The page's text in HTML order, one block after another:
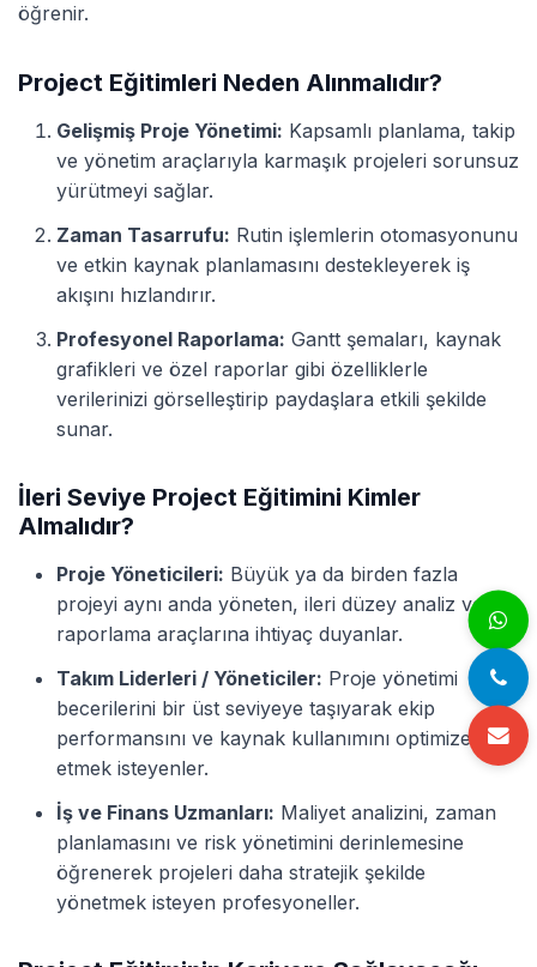
öğrenir.
Project Eğitimleri Neden Alınmalıdır?
Gelişmiş Proje Yönetimi: Kapsamlı planlama, takip
ve yönetim araçlarıyla karmaşık projeleri sorunsuz
yürütmeyi sağlar.
Zaman Tasarrufu: Rutin işlemlerin otomasyonunu
ve etkin kaynak planlamasını destekleyerek iş
akışını hızlandırır.
Profesyonel Raporlama: Gantt şemaları, kaynak
grafikleri ve özel raporlar gibi özelliklerle
verilerinizi görselleştirip paydaşlara etkili şekilde
sunar.
İleri Seviye Project Eğitimini Kimler
Almalıdır?
Proje Yöneticileri: Büyük ya da birden fazla
projeyi aynı anda yöneten, ileri düzey analiz ve
raporlama araçlarına ihtiyaç duyanlar.
Takım Liderleri / Yöneticiler: Proje yönetimi
becerilerini bir üst seviyeye taşıyarak ekip
performansını ve kaynak kullanımını optimize
etmek isteyenler.
İş ve Finans Uzmanları: Maliyet analizini, zaman
planlamasını ve risk yönetimini derinlemesine
öğrenerek projeleri daha stratejik şekilde
yönetmek isteyen profesyoneller.